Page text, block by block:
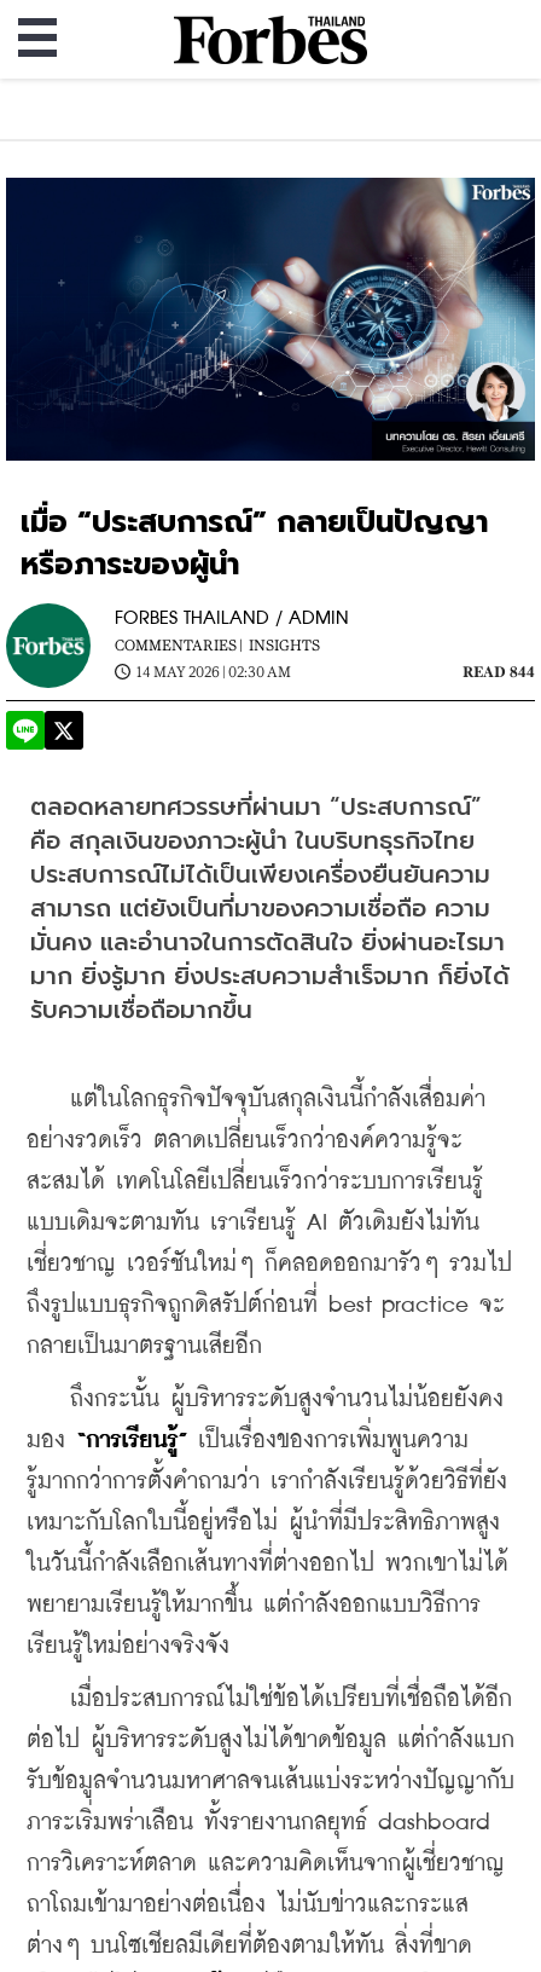
เมื่อ “ประสบการณ์” กลายเป็นปัญญา
หรือภาระของผู้นำ
FORBES THAILAND / ADMIN
COMMENTARIES | INSIGHTS
14 MAY 2026 | 02:30 AM
READ 844
ตลอดหลายทศวรรษที่ผ่านมา “ประสบการณ์”
คือ สกุลเงินของภาวะผู้นำ ในบริบทธุรกิจไทย
ประสบการณ์ไม่ได้เป็นเพียงเครื่องยืนยันความ
สามารถ แต่ยังเป็นที่มาของความเชื่อถือ ความ
มั่นคง และอำนาจในการตัดสินใจ ยิ่งผ่านอะไรมา
มาก ยิ่งรู้มาก ยิ่งประสบความสำเร็จมาก ก็ยิ่งได้
รับความเชื่อถือมากขึ้น
แต่ในโลกธุรกิจปัจจุบันสกุลเงินนี้กำลังเสื่อมค่า
อย่างรวดเร็ว ตลาดเปลี่ยนเร็วกว่าองค์ความรู้จะ
สะสมได้ เทคโนโลยีเปลี่ยนเร็วกว่าระบบการเรียนรู้
แบบเดิมจะตามทัน เราเรียนรู้ AI ตัวเดิมยังไม่ทัน
เชี่ยวชาญ เวอร์ชันใหม่ๆ ก็คลอดออกมารัวๆ รวมไป
ถึงรูปแบบธุรกิจถูกดิสรัปต์ก่อนที่ best practice จะ
กลายเป็นมาตรฐานเสียอีก
ถึงกระนั้น ผู้บริหารระดับสูงจำนวนไม่น้อยยังคง
มอง “การเรียนรู้” เป็นเรื่องของการเพิ่มพูนความ
รู้มากกว่าการตั้งคำถามว่า เรากำลังเรียนรู้ด้วยวิธีที่ยัง
เหมาะกับโลกใบนี้อยู่หรือไม่ ผู้นำที่มีประสิทธิภาพสูง
ในวันนี้กำลังเลือกเส้นทางที่ต่างออกไป พวกเขาไม่ได้
พยายามเรียนรู้ให้มากขึ้น แต่กำลังออกแบบวิธีการ
เรียนรู้ใหม่อย่างจริงจัง
เมื่อประสบการณ์ไม่ใช่ข้อได้เปรียบที่เชื่อถือได้อีก
ต่อไป ผู้บริหารระดับสูงไม่ได้ขาดข้อมูล แต่กำลังแบก
รับข้อมูลจำนวนมหาศาลจนเส้นแบ่งระหว่างปัญญากับ
ภาระเริ่มพร่าเลือน ทั้งรายงานกลยุทธ์ dashboard
การวิเคราะห์ตลาด และความคิดเห็นจากผู้เชี่ยวชาญ
ถาโถมเข้ามาอย่างต่อเนื่อง ไม่นับข่าวและกระแส
ต่างๆ บนโซเชียลมีเดียที่ต้องตามให้ทัน สิ่งที่ขาด